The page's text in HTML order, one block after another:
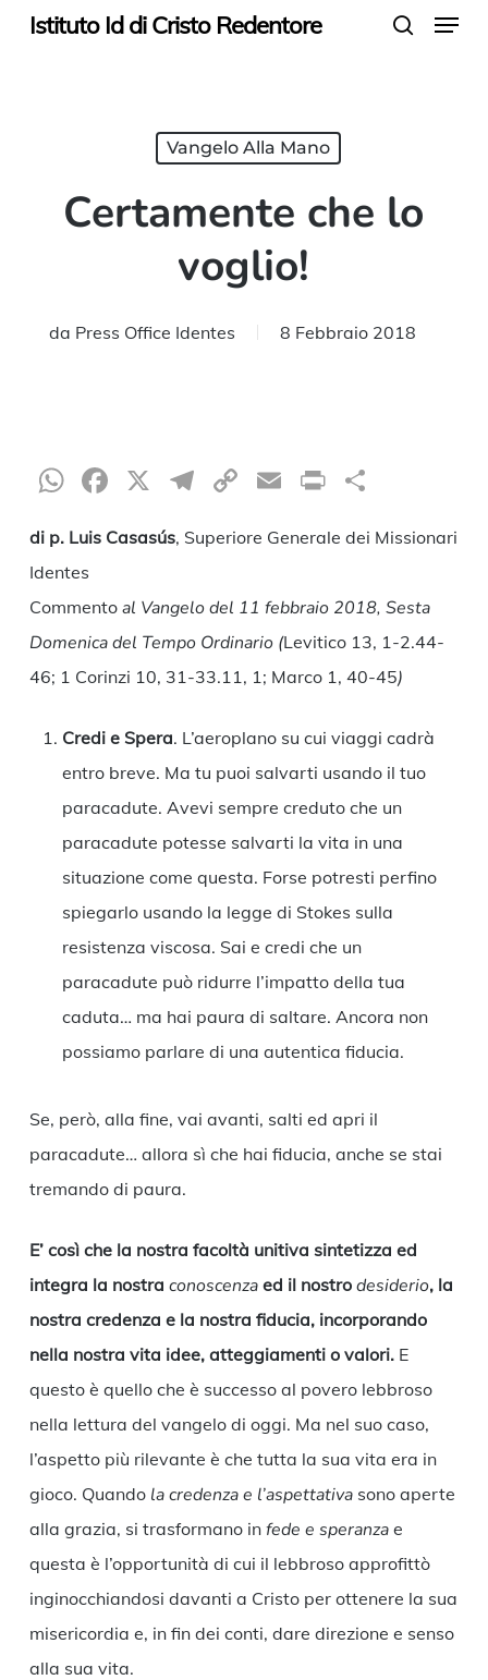
SkipIstituto Id di Cristo Redentore Menu
Vangelo Alla Mano
Certamente che lo
voglio!
da Press Office Identes 8 Febbraio 2018
WhatsApp
Facebook
X Telegram
CopyEmailPrint
di p. Luis Casasús, Superiore Generale dei Missionari
Identes
Commento al Vangelo del 11 febbraio 2018, Sesta
Domenica del Tempo Ordinario (Levitico 13, 1-2.44-
46; 1 Corinzi 10, 31-33.11, 1; Marco 1, 40-45)
Credi e Spera. L’aeroplano su cui viaggi cadrà
entro breve. Ma tu puoi salvarti usando il tuo
paracadute. Avevi sempre creduto che un
paracadute potesse salvarti la vita in una
situazione come questa. Forse potresti perfino
spiegarlo usando la legge di Stokes sulla
resistenza viscosa. Sai e credi che un
paracadute può ridurre l’impatto della tua
caduta… ma hai paura di saltare. Ancora non
possiamo parlare di una autentica fiducia.
Se, però, alla fine, vai avanti, salti ed apri il
paracadute… allora sì che hai fiducia, anche se stai
tremando di paura.
E’ così che la nostra facoltà unitiva sintetizza ed
integra la nostra conoscenza ed il nostro desiderio, la
nostra credenza e la nostra fiducia, incorporando
nella nostra vita idee, atteggiamenti o valori.E
questo è quello che è successo al povero lebbroso
nella lettura del vangelo di oggi. Ma nel suo caso,
l’aspetto più rilevante è che tutta la sua vita era in
gioco. Quando la credenza e l’aspettativasono aperte
alla grazia, si trasformano in fede e speranzae
questa è l’opportunità di cui il lebbroso approfittò
inginocchiandosi davanti a Cristo per ottenere la sua
misericordia e, in fin dei conti, dare direzione e senso
alla sua vita.